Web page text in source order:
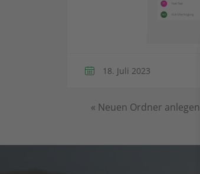
18. Juli 2023
« Neuen Ordner anlegen